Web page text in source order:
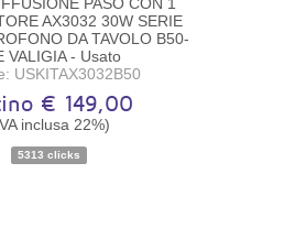
Pezzo unico
AX3032 30W SERIE
DA TAVOLO B50-
VALIGIA - Usato
USKITAX3032B50
€ 149,00
inclusa 22%)
5313 clicks